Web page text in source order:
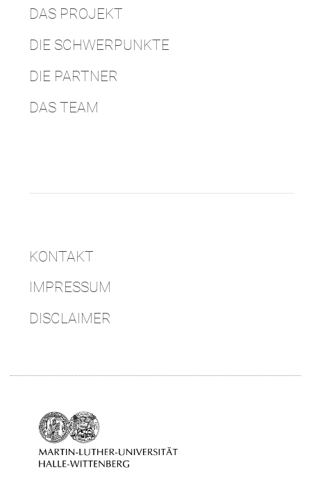
DAS PROJEKT
DIE SCHWERPUNKTE
DIE PARTNER
DAS TEAM
KONTAKT
IMPRESSUM
DISCLAIMER